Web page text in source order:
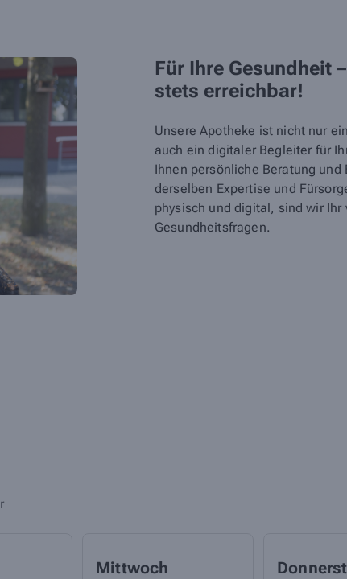
Für Ihre Gesundheit
stets erreichbar!
Unsere Apotheke ist nicht nur
auch ein digitaler Begleiter für
Ihnen persönliche Beratung
derselben Expertise und
physisch und digital, sind wir
Gesundheitsfragen.
Mittwoch